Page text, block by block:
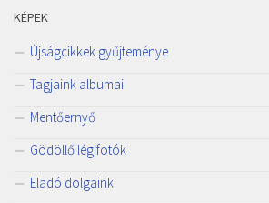
KÉPEK
Újságcikkek gyűjteménye
Tagjaink albumai
Mentőernyő
Gödöllő légifotók
Eladó dolgaink